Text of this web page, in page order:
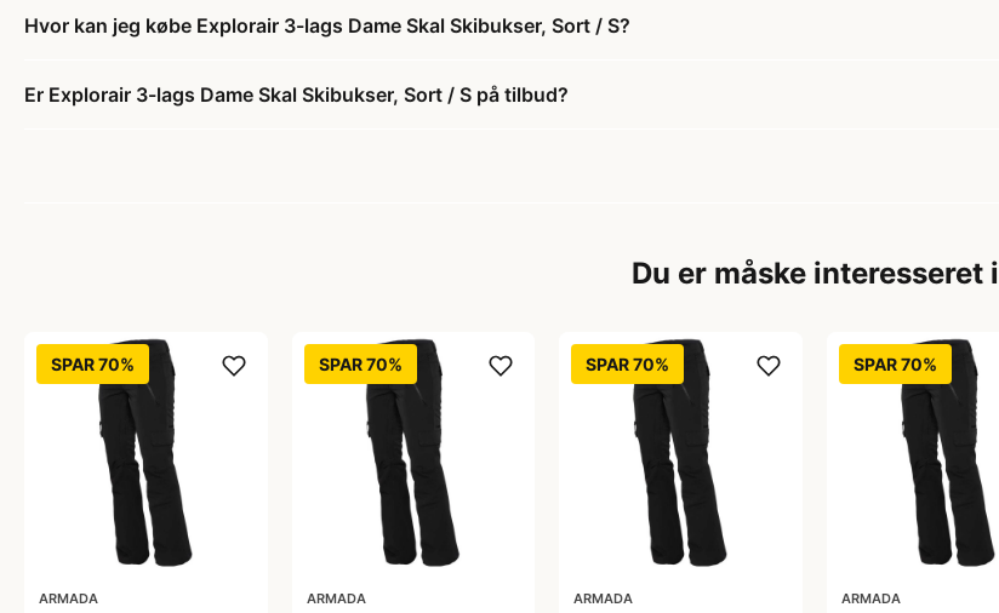
Hvor kan jeg købe Explorair 3-lags Dame Skal Skibukser, Sort / S?
Er Explorair 3-lags Dame Skal Skibukser, Sort / S på tilbud?
Du er måske interesseret i
SPAR 70%
ARMADA
SPAR 70%
ARMADA
SPAR 70%
ARMADA
SPAR 70%
ARMADA